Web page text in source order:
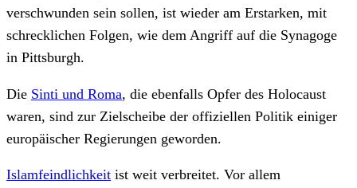
verschwunden sein sollen, ist wieder am Erstarken, mit
schrecklichen Folgen, wie dem Angriff auf die Synagoge
in Pittsburgh.
Die Sinti und Roma, die ebenfalls Opfer des Holocaust
waren, sind zur Zielscheibe der offiziellen Politik einiger
europäischer Regierungen geworden.
Islamfeindlichkeit ist weit verbreitet. Vor allem